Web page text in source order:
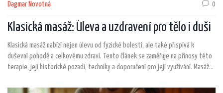
Dagmar Novotná 0
Klasická masáž: Úleva a uzdravení pro tělo i duši
Klasická masáž nabízí nejen úlevu od fyzické bolesti, ale také přispívá k
duševní pohodě a celkovému zdraví. Tento článek se zaměřuje na přínosy této
terapie, její historické pozadí, techniky a doporučení pro její využívání. Masáže
spánku. Zjistěte, jak může klasická masáž obohatit váš každodenní život a